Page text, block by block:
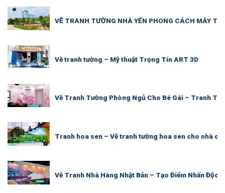
VẼ TRANH TƯỜNG NHÀ YẾN PHONG CÁCH MÂY
Vẽ tranh tường – Mỹ thuật Trọng Tín ART 3D
Vẽ Tranh Tường Phòng Ngủ Cho Bé Gái – Tranh
Tranh hoa sen – Vẽ tranh tường hoa sen cho nhà
Vẽ Tranh Nhà Hàng Nhật Bản – Tạo Điểm Nhấn Độc